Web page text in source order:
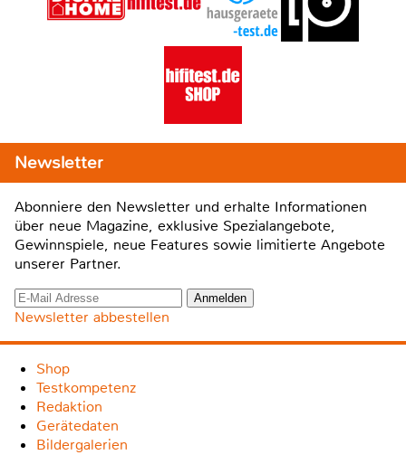
Newsletter
Abonniere den Newsletter und erhalte Informationen
über neue Magazine, exklusive Spezialangebote,
Gewinnspiele, neue Features sowie limitierte Angebote
unserer Partner.
Newsletter abbestellen
Shop
Testkompetenz
Redaktion
Gerätedaten
Bildergalerien